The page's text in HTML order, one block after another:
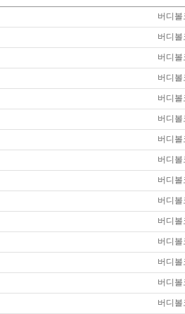
버디볼
버디볼
버디볼
버디볼
버디볼
버디볼
버디볼
버디볼
버디볼
버디볼
버디볼
버디볼
버디볼
버디볼
버디볼